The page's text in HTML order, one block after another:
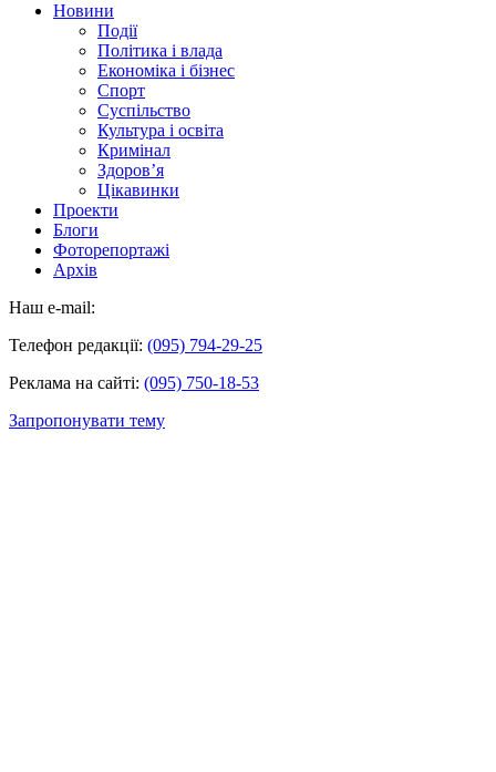
Новини
Події
Політика і влада
Економіка і бізнес
Спорт
Суспільство
Культура і освіта
Кримінал
Здоров’я
Цікавинки
Проекти
Блоги
Фоторепортажі
Архів
Наш e-mail:
Телефон редакції: (095) 794-29-25
Реклама на сайті: (095) 750-18-53
Запропонувати тему